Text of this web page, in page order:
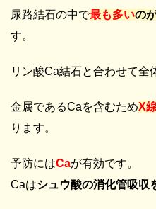
尿路結石の中で最も多いの
す。
リン酸Ca結石と合わせて全
金属であるCaを含むためX
ります。
予防にはCaが有効です。
Caはシュウ酸の消化管吸収